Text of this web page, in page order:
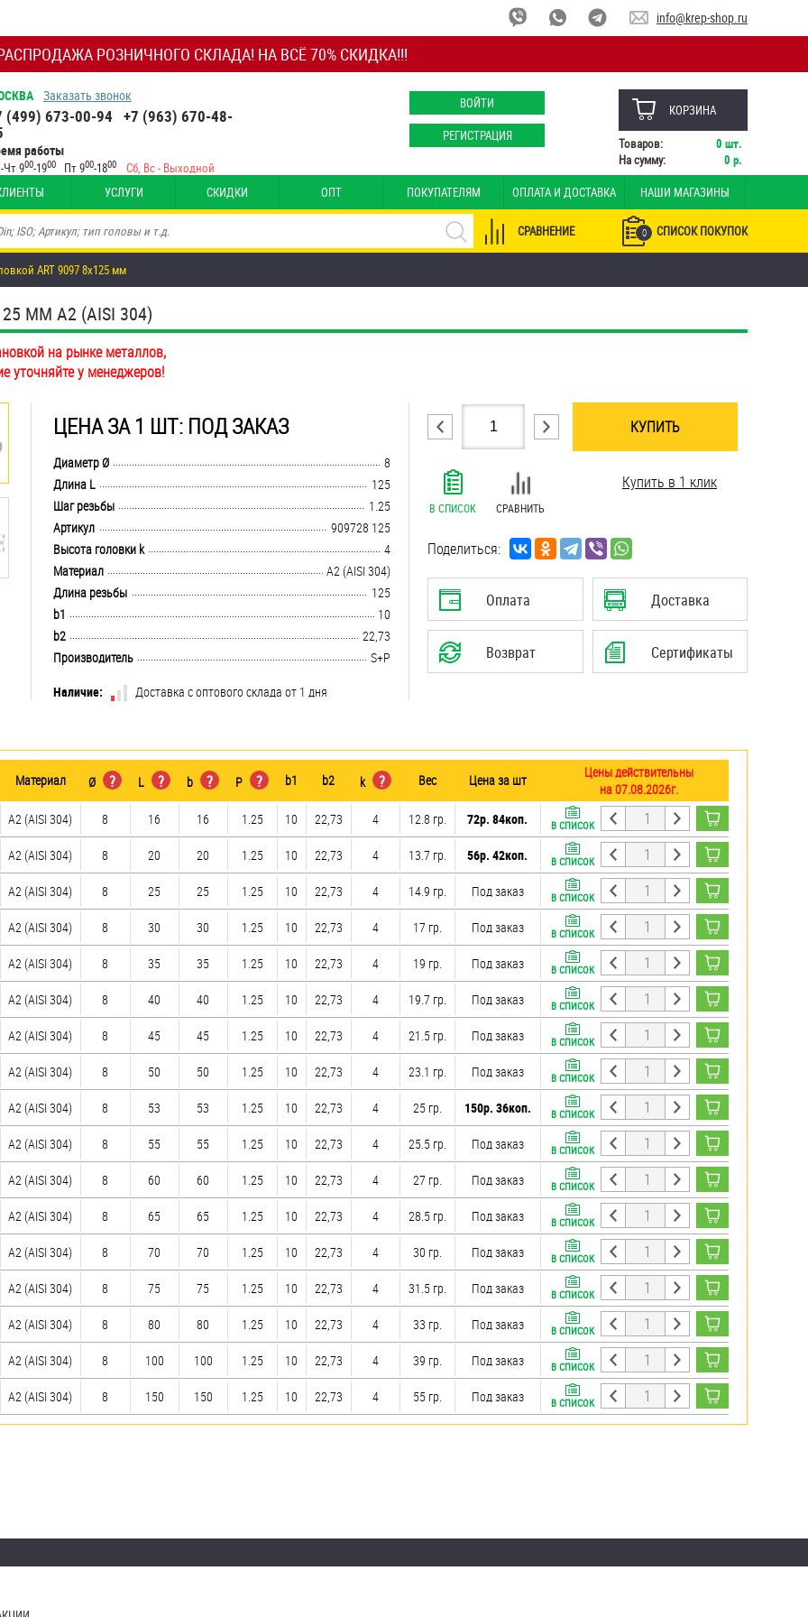
РОЗНИЧНОГО СКЛАДА! НА ВСЁ 70% СКИДКА!!!
info@krep-shop.ru
Заказать звонок
(499) 673-00-94 +7 (963) 670-48-
работы
Чт 900-1900 Пт 900-1800 Сб, Вс - Выходной
ВОЙТИ
РЕГИСТРАЦИЯ
КОРЗИНА
Товаров: 0 шт.
На сумму:
0 р.
УСЛУГИ СКИДКИ ОПТ ПОКУПАТЕЛЯМ ОПЛАТА И ДОСТАВКА НАШИ МАГАЗИНЫ
0 СПИСОК ПОКУПОК
СРАВНЕНИЕ
ART 9097 8х125 мм
ММ А2 (AISI 304)
на рынке металлов,
уточняйте у менеджеров!
ЦЕНА ЗА 1 ШТ: ПОД ЗАКАЗ
........................................................................................................................................................................................................
Диаметр Ø
8
........................................................................................................................................................................................................
Длина L
125
........................................................................................................................................................................................................
Шаг резьбы
1.25
........................................................................................................................................................................................................
Артикул
909728 125
........................................................................................................................................................................................................
Высота головки k
4
........................................................................................................................................................................................................
Материал
А2 (AISI 304)
........................................................................................................................................................................................................
Длина резьбы
125
........................................................................................................................................................................................................
b1
10
........................................................................................................................................................................................................
b2
22,73
........................................................................................................................................................................................................
Производитель
S+P
Наличие:
Доставка с оптового склада от 1 дня
КУПИТЬ
В СПИСОК СРАВНИТЬ
Купить в 1 клик
Поделиться:
Оплата Доставка
Возврат Сертификаты
Материал Ø ? L ? b ? P ? b1 b2 k ? Вес Цена за шт
Цены действительны
на 07.08.2026г.
А2 (AISI 304) 8 16 16 1.25 10 22,73 4 12.8 гр. 72р. 84коп. В СПИСОК
А2 (AISI 304) 8 20 20 1.25 10 22,73 4 13.7 гр. 56р. 42коп. В СПИСОК
А2 (AISI 304) 8 25 25 1.25 10 22,73 4 14.9 гр. Под заказ В СПИСОК
А2 (AISI 304) 8 30 30 1.25 10 22,73 4 17 гр. Под заказ В СПИСОК
А2 (AISI 304) 8 35 35 1.25 10 22,73 4 19 гр. Под заказ В СПИСОК
А2 (AISI 304) 8 40 40 1.25 10 22,73 4 19.7 гр. Под заказ В СПИСОК
А2 (AISI 304) 8 45 45 1.25 10 22,73 4 21.5 гр. Под заказ В СПИСОК
А2 (AISI 304) 8 50 50 1.25 10 22,73 4 23.1 гр. Под заказ В СПИСОК
А2 (AISI 304) 8 53 53 1.25 10 22,73 4 25 гр. 150р. 36коп. В СПИСОК
А2 (AISI 304) 8 55 55 1.25 10 22,73 4 25.5 гр. Под заказ В СПИСОК
А2 (AISI 304) 8 60 60 1.25 10 22,73 4 27 гр. Под заказ В СПИСОК
А2 (AISI 304) 8 65 65 1.25 10 22,73 4 28.5 гр. Под заказ В СПИСОК
А2 (AISI 304) 8 70 70 1.25 10 22,73 4 30 гр. Под заказ В СПИСОК
А2 (AISI 304) 8 75 75 1.25 10 22,73 4 31.5 гр. Под заказ В СПИСОК
А2 (AISI 304) 8 80 80 1.25 10 22,73 4 33 гр. Под заказ В СПИСОК
А2 (AISI 304) 8 100 100 1.25 10 22,73 4 39 гр. Под заказ В СПИСОК
А2 (AISI 304) 8 150 150 1.25 10 22,73 4 55 гр. Под заказ В СПИСОК